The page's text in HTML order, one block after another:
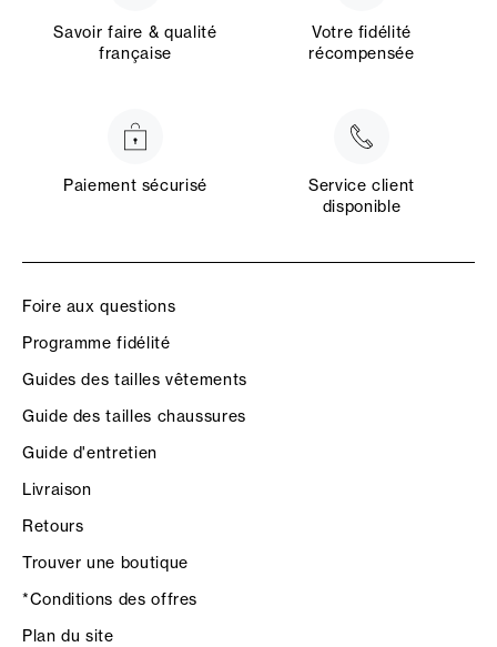
Savoir faire & qualité
française
Votre fidélité
récompensée
Paiement sécurisé
Service client
disponible
Foire aux questions
Programme fidélité
Guides des tailles vêtements
Guide des tailles chaussures
Guide d'entretien
Livraison
Retours
Trouver une boutique
*Conditions des offres
Plan du site